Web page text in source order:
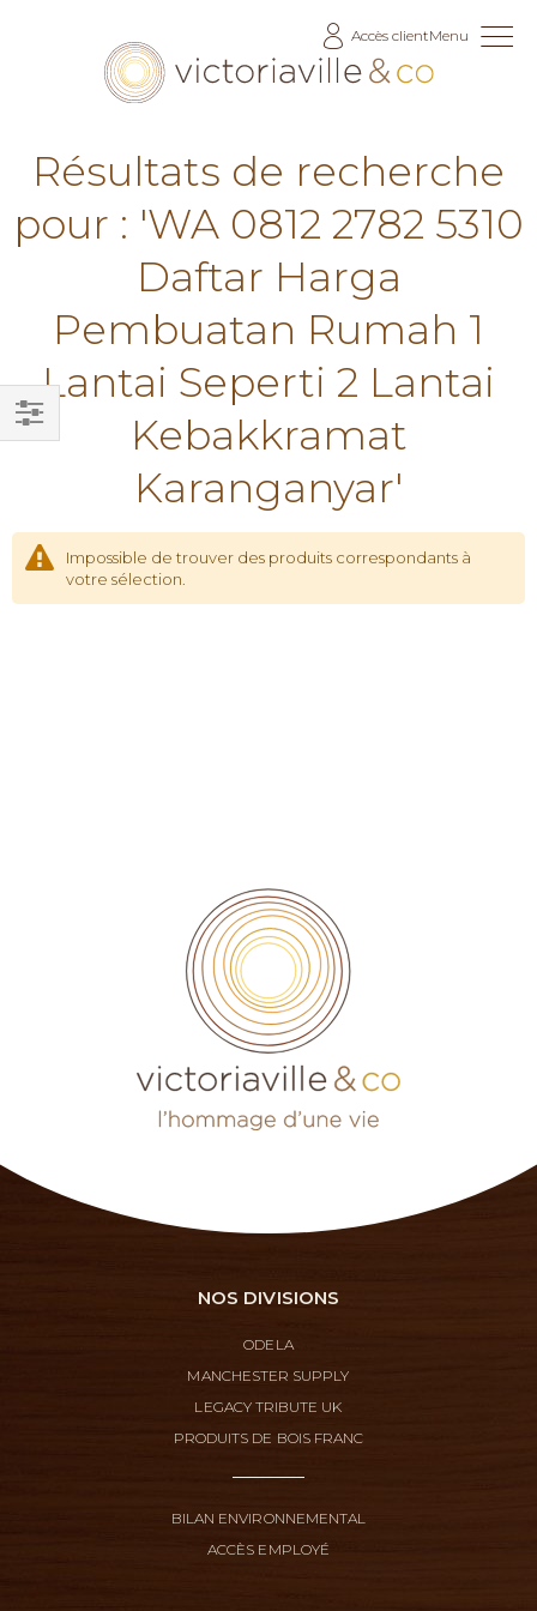
Accès clientMenu
Résultats de recherche
pour : 'WA 0812 2782 5310
Daftar Harga
Pembuatan Rumah 1
Lantai Seperti 2 Lantai
Kebakkramat
Karanganyar'
Impossible de trouver des produits correspondants à
votre sélection.
Filtrer
NOS DIVISIONS
ODELA
MANCHESTER SUPPLY
LEGACY TRIBUTE UK
PRODUITS DE BOIS FRANC
BILAN ENVIRONNEMENTAL
ACCÈS EMPLOYÉ